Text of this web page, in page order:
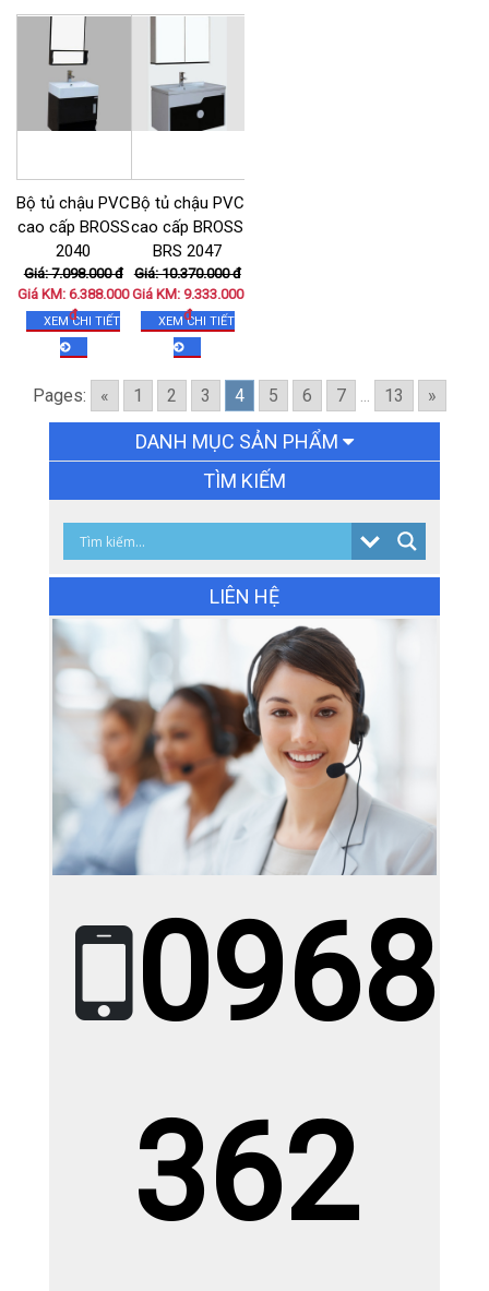
Bộ tủ chậu PVC
cao cấp BROSS
2040
Giá: 7.098.000 đ
Giá KM: 6.388.000
đ
XEM CHI TIẾT
Bộ tủ chậu PVC
cao cấp BROSS
BRS 2047
Giá: 10.370.000 đ
Giá KM: 9.333.000
đ
XEM CHI TIẾT
Pages: « 1 2 3 4 5 6 7 ... 13 »
DANH MỤC SẢN PHẨM
TÌM KIẾM
LIÊN HỆ
0968
362
80×48 ) cm
Giá: 5.200.000đ
Giá KM: 3.200.000đ
XEM CHI TIẾT
Bộ tủ chậu gương led sấy cảm ứng KT (
50 x 1m )
XEM CHI TIẾT
Gạch Ấn Độ KT(1200x1200mm)
EAGLEONYXBROWN
Giá: 0đ
Giá KM: Liên hệ
XEM CHI TIẾT
)RBAU12182 DEON CREMA
Giá: 0đ
Giá KM: Liên hệ
XEM CHI TIẾT